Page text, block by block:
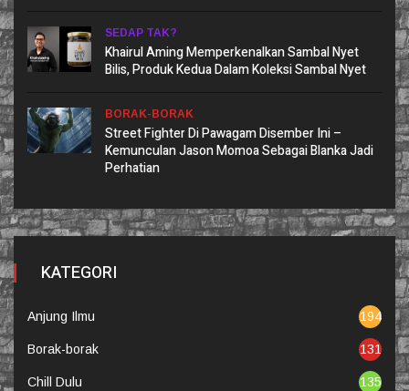
SEDAP TAK?
Khairul Aming Memperkenalkan Sambal Nyet
Bilis, Produk Kedua Dalam Koleksi Sambal Nyet
BORAK-BORAK
Street Fighter Di Pawagam Disember Ini –
Kemunculan Jason Momoa Sebagai Blanka Jadi
Perhatian
KATEGORI
Anjung Ilmu 194
Borak-borak 131
Chill Dulu 135